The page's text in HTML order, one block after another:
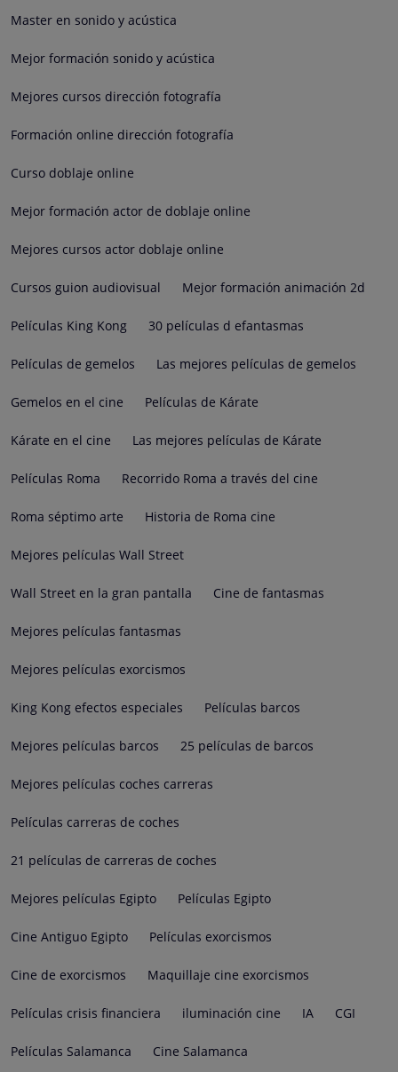
Master en sonido y acústica
Mejor formación sonido y acústica
Mejores cursos dirección fotografía
Formación online dirección fotografía
Curso doblaje online
Mejor formación actor de doblaje online
Mejores cursos actor doblaje online
Cursos guion audiovisual Mejor formación animación 2d
Películas King Kong 30 películas d efantasmas
Películas de gemelos Las mejores películas de gemelos
Gemelos en el cine Películas de Kárate
Kárate en el cine Las mejores películas de Kárate
Películas Roma Recorrido Roma a través del cine
Roma séptimo arte Historia de Roma cine
Mejores películas Wall Street
Wall Street en la gran pantalla Cine de fantasmas
Mejores películas fantasmas
Mejores películas exorcismos
King Kong efectos especiales Películas barcos
Mejores películas barcos 25 películas de barcos
Mejores películas coches carreras
Películas carreras de coches
21 películas de carreras de coches
Mejores películas Egipto Películas Egipto
Cine Antiguo Egipto Películas exorcismos
Cine de exorcismos Maquillaje cine exorcismos
Películas crisis financiera iluminación cine IA CGI
Películas Salamanca Cine Salamanca